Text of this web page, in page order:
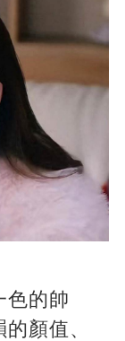
色的帥
顏值、